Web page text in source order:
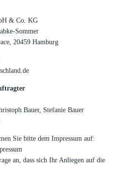
& Co. KG
Sommer
20459 Hamburg
Bauer, Stefanie Bauer
Sie bitte dem Impressum auf:
an, dass sich Ihr Anliegen auf die